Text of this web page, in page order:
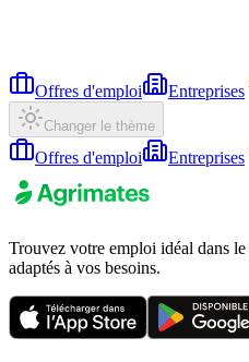
Offres d'emploi Entreprises
Changer le thème
Offres d'emploi Entreprises
Trouvez votre emploi idéal dans
adaptés à vos besoins.